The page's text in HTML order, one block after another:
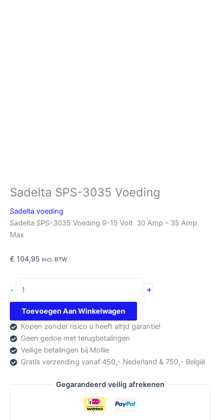
Sadelta SPS-3035 Voeding
Sadelta voeding
Sadelta SPS-3035 Voeding 9-15 Volt 30 Amp – 35 Amp
Max
€ 104,95 Incl. BTW
-
SPS-
3035
Voeding
aantal
+
Toevoegen Aan Winkelwagen
Kopen zonder risico u heeft altijd garantie!
Geen gedoe met terugbetalingen
Veilige betalingen bij Mollie
Gratis verzending vanaf 450,- Nederland & 750,- België
Gegarandeerd veilig afrekenen